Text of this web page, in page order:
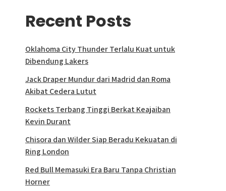
Recent Posts
Oklahoma City Thunder Terlalu Kuat untuk
Dibendung Lakers
Jack Draper Mundur dari Madrid dan Roma
Akibat Cedera Lutut
Rockets Terbang Tinggi Berkat Keajaiban
Kevin Durant
Chisora dan Wilder Siap Beradu Kekuatan di
Ring London
Red Bull Memasuki Era Baru Tanpa Christian
Horner